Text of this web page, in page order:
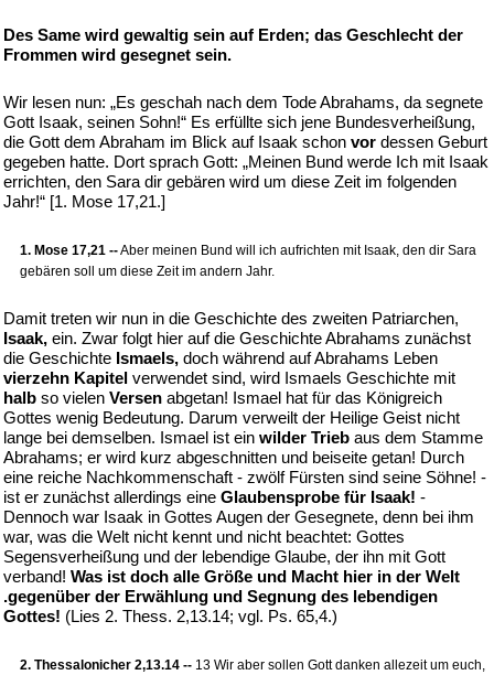
Des Same wird gewaltig sein auf Erden; das Geschlecht der
Frommen wird gesegnet sein.
Wir lesen nun: „Es geschah nach dem Tode Abrahams, da segnete
Gott Isaak, seinen Sohn!“ Es erfüllte sich jene Bundesverheißung,
die Gott dem Abraham im Blick auf Isaak schon vor dessen Geburt
gegeben hatte. Dort sprach Gott: „Meinen Bund werde Ich mit Isaak
errichten, den Sara dir gebären wird um diese Zeit im folgenden
Jahr!“ [1. Mose 17,21.]
1. Mose 17,21 --Aber meinen Bund will ich aufrichten mit Isaak, den dir Sara
gebären soll um diese Zeit im andern Jahr.
Damit treten wir nun in die Geschichte des zweiten Patriarchen,
Isaak, ein. Zwar folgt hier auf die Geschichte Abrahams zunächst
die Geschichte Ismaels, doch während auf Abrahams Leben
vierzehn Kapitel verwendet sind, wird Ismaels Geschichte mit
halb so vielen Versen abgetan! Ismael hat für das Königreich
Gottes wenig Bedeutung. Darum verweilt der Heilige Geist nicht
lange bei demselben. Ismael ist ein wilder Trieb aus dem Stamme
Abrahams; er wird kurz abgeschnitten und beiseite getan! Durch
eine reiche Nachkommenschaft - zwölf Fürsten sind seine Söhne! -
ist er zunächst allerdings eine Glaubensprobe für Isaak! -
Dennoch war Isaak in Gottes Augen der Gesegnete, denn bei ihm
war, was die Welt nicht kennt und nicht beachtet: Gottes
Segensverheißung und der lebendige Glaube, der ihn mit Gott
verband! Was ist doch alle Größe und Macht hier in der Welt
.gegenüber der Erwählung und Segnung des lebendigen
Gottes! (Lies 2. Thess. 2,13.14; vgl. Ps. 65,4.)
2. Thessalonicher 2,13.14 -- 13 Wir aber sollen Gott danken allezeit um euch,